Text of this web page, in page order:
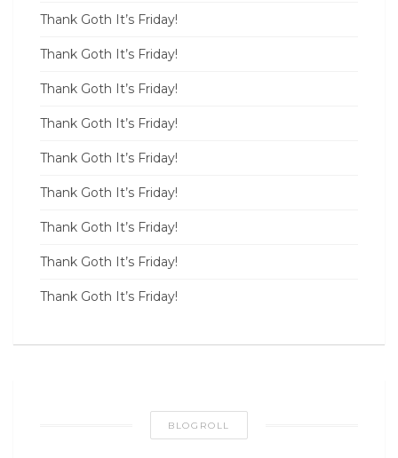
Thank Goth It’s Friday!
Thank Goth It’s Friday!
Thank Goth It’s Friday!
Thank Goth It’s Friday!
Thank Goth It’s Friday!
Thank Goth It’s Friday!
Thank Goth It’s Friday!
Thank Goth It’s Friday!
Thank Goth It’s Friday!
BLOGROLL